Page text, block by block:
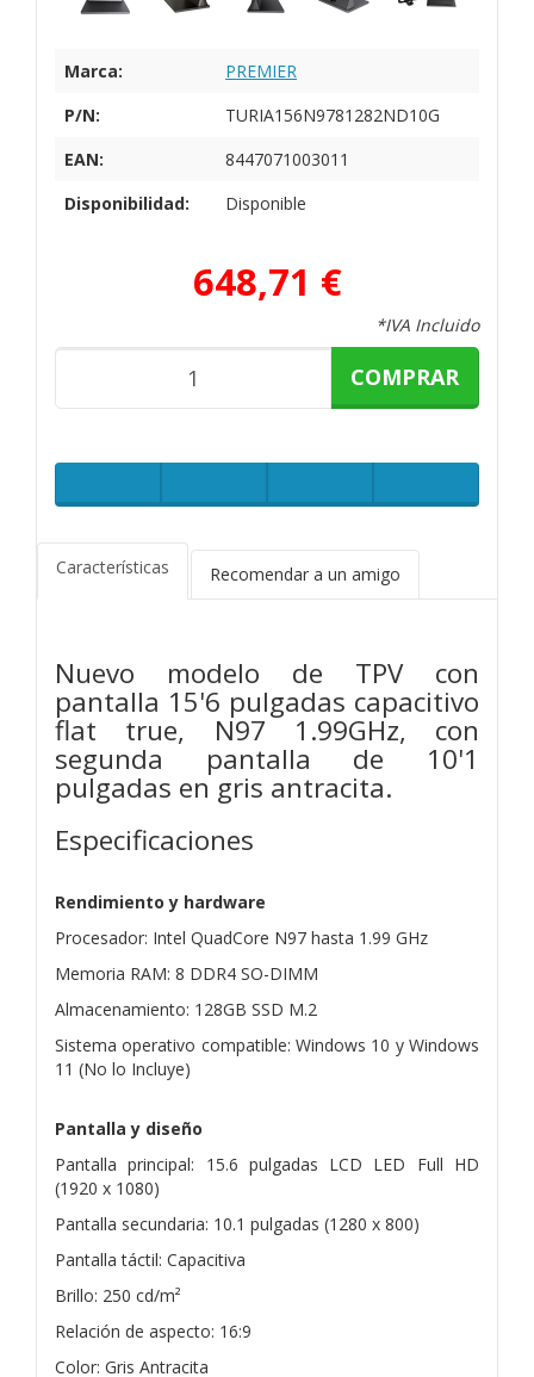
Marca:
PREMIER
P/N:
TURIA156N9781282ND10G
EAN:
8447071003011
Disponibilidad:
Disponible
648,71 €
*IVA Incluido
COMPRAR
Características Recomendar a un amigo
Nuevo modelo de TPV con
pantalla 15'6 pulgadas capacitivo
flat true, N97 1.99GHz, con
segunda pantalla de 10'1
pulgadas en gris antracita.
Especificaciones
Rendimiento y hardware
Procesador: Intel QuadCore N97 hasta 1.99 GHz
Memoria RAM: 8 DDR4 SO-DIMM
Almacenamiento: 128GB SSD M.2
Sistema operativo compatible: Windows 10 y Windows
11 (No lo Incluye)
Pantalla y diseño
Pantalla principal: 15.6 pulgadas LCD LED Full HD
(1920 x 1080)
Pantalla secundaria: 10.1 pulgadas (1280 x 800)
Pantalla táctil: Capacitiva
Brillo: 250 cd/m²
Relación de aspecto: 16:9
Color: Gris Antracita